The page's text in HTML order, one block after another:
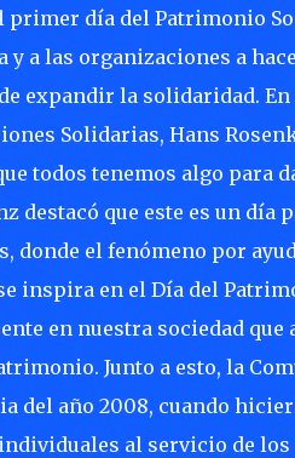
primer día del Patrimonio
y a las organizaciones a
expandir la solidaridad.
Solidarias, Hans
todos tenemos algo para
destacó que este es un día
donde el fenómeno por
inspira en el Día del
en nuestra sociedad que
Junto a esto, la
del año 2008, cuando
al servicio de